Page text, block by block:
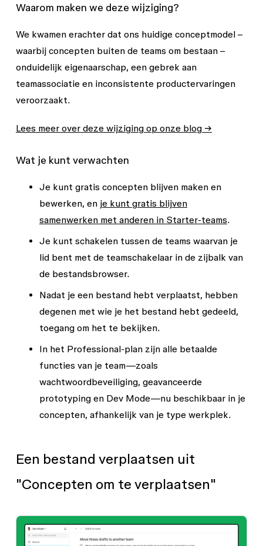
Waarom maken we deze wijziging?
We kwamen erachter dat ons huidige conceptmodel –
waarbij concepten buiten de teams om bestaan –
onduidelijk eigenaarschap, een gebrek aan
teamassociatie en inconsistente productervaringen
veroorzaakt.
Lees meer over deze wijziging op onze blog →
Wat je kunt verwachten
Je kunt gratis concepten blijven maken en
bewerken, en je kunt gratis blijven
samenwerken met anderen in Starter-teams.
Je kunt schakelen tussen de teams waarvan je
lid bent met de teamschakelaar in de zijbalk van
de bestandsbrowser.
Nadat je een bestand hebt verplaatst, hebben
degenen met wie je het bestand hebt gedeeld,
toegang om het te bekijken.
In het Professional-plan zijn alle betaalde
functies van je team—zoals
wachtwoordbeveiliging, geavanceerde
prototyping en Dev Mode—nu beschikbaar in je
concepten, afhankelijk van je type werkplek.
Een bestand verplaatsen uit
"Concepten om te verplaatsen"